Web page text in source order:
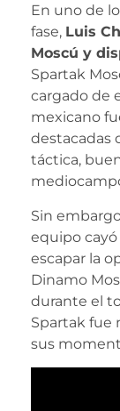
En uno de
fase, Luis
Moscú y
Spartak
cargado de
mexicano
destacadas
táctica,
Sin
equipo cayó
escapar la
Dinamo
durante el
Spartak fue
sus